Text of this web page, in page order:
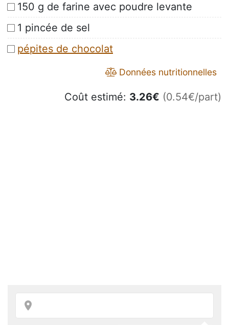
150 g de farine avec poudre levante
1 pincée de sel
pépites de chocolat
Données nutritionnelles
Coût estimé: 3.26€ (0.54€/part)